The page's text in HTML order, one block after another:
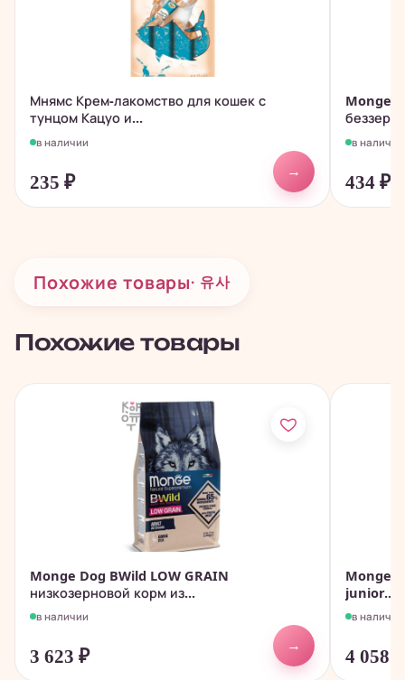
Мнямс Крем-лакомство для кошек с
тунцом Кацуо и...
в наличии
235 ₽
→
Monge
в наличии
434₽
Похожие товары· 유사
Похожие товары
Monge Dog BWild LOW GRAIN
низкозерновой корм из...
в наличии
3 623 ₽
→
Monge
junior...
в наличии
4 058